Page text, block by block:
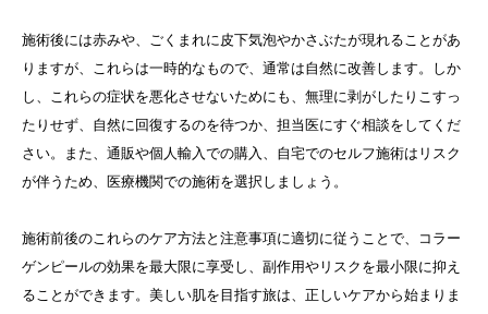
施術後には赤みや、ごくまれに皮下気泡やかさぶたが現れることがあ
りますが、これらは一時的なもので、通常は自然に改善します。しか
し、これらの症状を悪化させないためにも、無理に剥がしたりこすっ
たりせず、自然に回復するのを待つか、担当医にすぐ相談をしてくだ
さい。また、通販や個人輸入での購入、自宅でのセルフ施術はリスク
が伴うため、医療機関での施術を選択しましょう。
施術前後のこれらのケア方法と注意事項に適切に従うことで、コラー
ゲンピールの効果を最大限に享受し、副作用やリスクを最小限に抑え
ることができます。美しい肌を目指す旅は、正しいケアから始まりま